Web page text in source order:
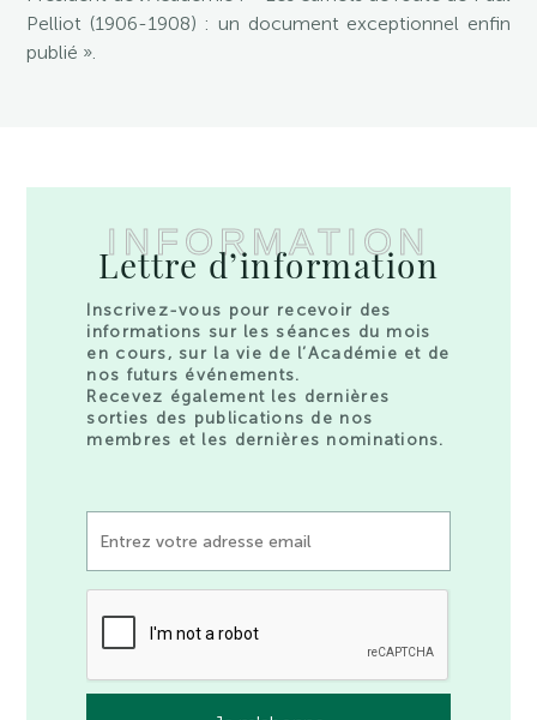
Pelliot (1906-1908) : un document exceptionnel enfin
publié ».
INFORMATION
Lettre d’information
Inscrivez-vous pour recevoir des
informations sur les séances du mois
en cours, sur la vie de l’Académie et de
nos futurs événements.
Recevez également les dernières
sorties des publications de nos
membres et les dernières nominations.